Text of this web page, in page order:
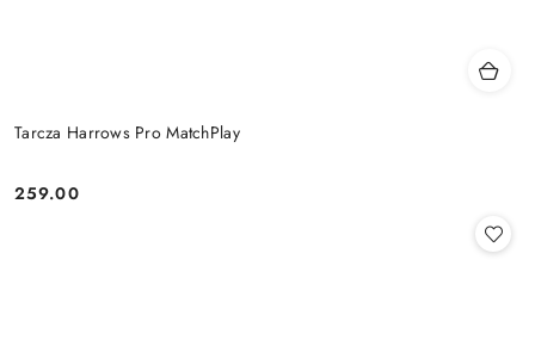
Tarcza Harrows Pro MatchPlay
Cena:
259.00